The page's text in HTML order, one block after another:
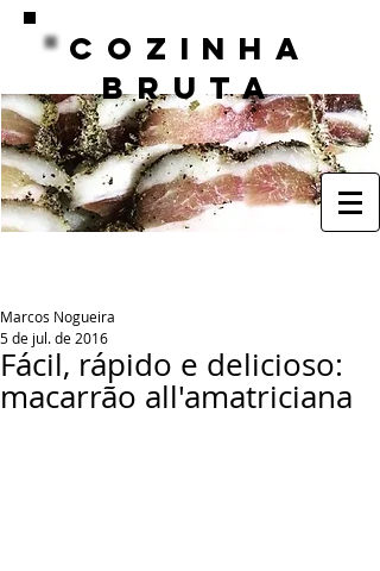
COZINHA
BRUTA
Fácil, rápido e delicioso:
macarrão all'amatriciana
Marcos Nogueira
5 de jul. de 2016